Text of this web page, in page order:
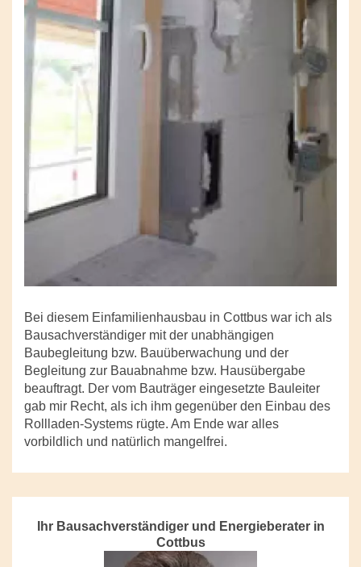
Bei diesem Einfamilienhausbau in Cottbus war ich als
Bausachverständiger mit der unabhängigen
Baubegleitung bzw. Bauüberwachung und der
Begleitung zur Bauabnahme bzw. Hausübergabe
beauftragt. Der vom Bauträger eingesetzte Bauleiter
gab mir Recht, als ich ihm gegenüber den Einbau des
Rollladen-Systems rügte. Am Ende war alles
vorbildlich und natürlich mangelfrei.
Ihr Bausachverständiger und Energieberater in
Cottbus